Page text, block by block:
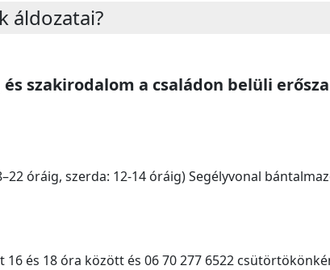
áldozatai?
szakirodalom a családon belüli
óráig, szerda: 12-14 óráig) Segélyvonal
16 és 18 óra között és 06 70 277 6522